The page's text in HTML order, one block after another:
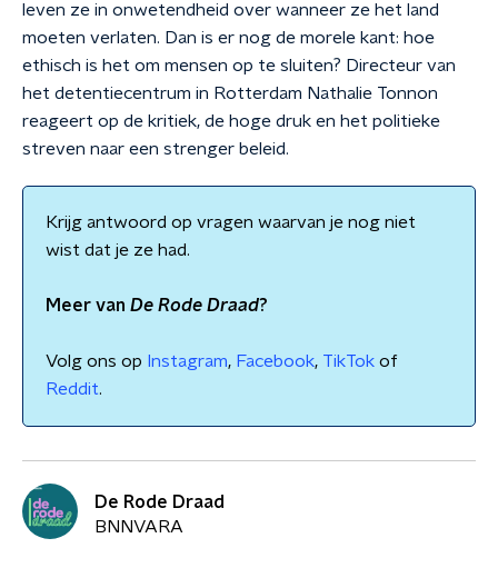
leven ze in onwetendheid over wanneer ze het land
moeten verlaten. Dan is er nog de morele kant: hoe
ethisch is het om mensen op te sluiten? Directeur van
het detentiecentrum in Rotterdam Nathalie Tonnon
reageert op de kritiek, de hoge druk en het politieke
streven naar een strenger beleid.
Krijg antwoord op vragen waarvan je nog niet
wist dat je ze had.
Meer van De Rode Draad?
Volg ons op Instagram, Facebook, TikTok of
Reddit.
De Rode Draad
BNNVARA